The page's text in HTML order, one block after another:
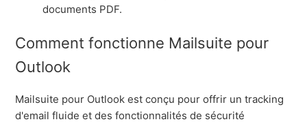
documents PDF.
Comment fonctionne Mailsuite pour
Outlook
Mailsuite pour Outlook est conçu pour offrir un tracking
d'email fluide et des fonctionnalités de sécurité